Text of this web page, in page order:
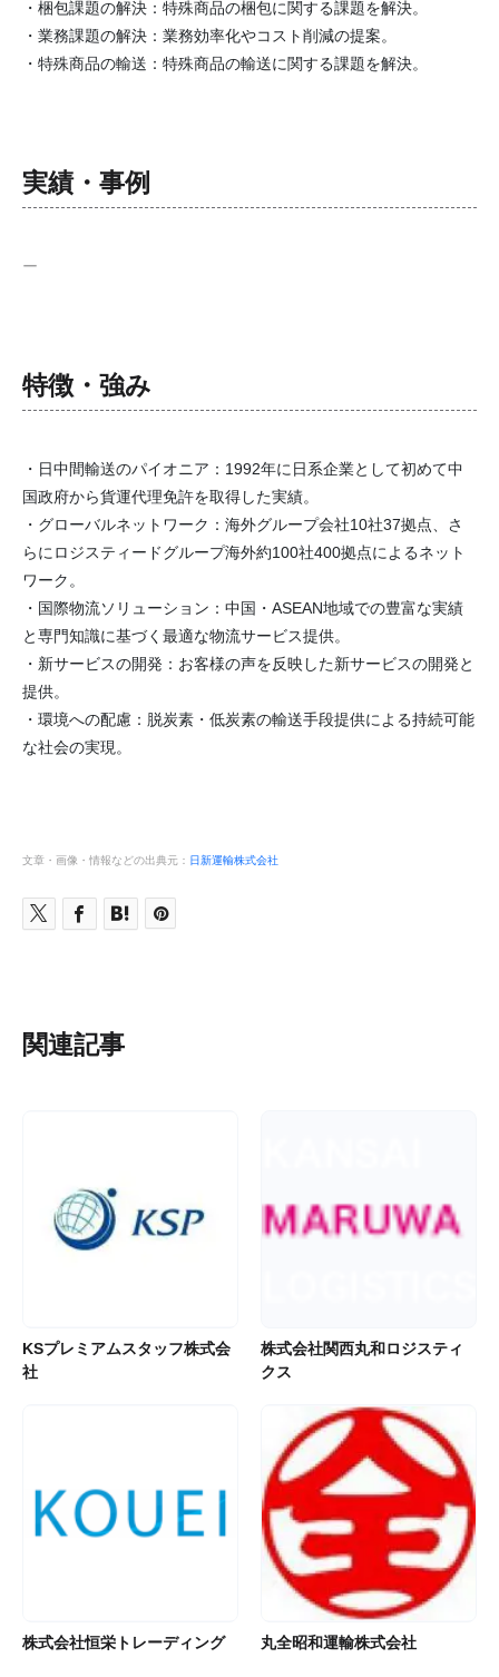
・梱包課題の解決：特殊商品の梱包に関する課題を解決。
・業務課題の解決：業務効率化やコスト削減の提案。
・特殊商品の輸送：特殊商品の輸送に関する課題を解決。
実績・事例
ー
特徴・強み
・日中間輸送のパイオニア：1992年に日系企業として初めて中
国政府から貨運代理免許を取得した実績。
・グローバルネットワーク：海外グループ会社10社37拠点、さ
らにロジスティードグループ海外約100社400拠点によるネット
ワーク。
・国際物流ソリューション：中国・ASEAN地域での豊富な実績
と専門知識に基づく最適な物流サービス提供。
・新サービスの開発：お客様の声を反映した新サービスの開発と
提供。
・環境への配慮：脱炭素・低炭素の輸送手段提供による持続可能
な社会の実現。
文章・画像・情報などの出典元： 日新運輸株式会社
関連記事
KSプレミアムスタッフ株式会
社
株式会社関西丸和ロジスティ
クス
株式会社恒栄トレーディング 丸全昭和運輸株式会社